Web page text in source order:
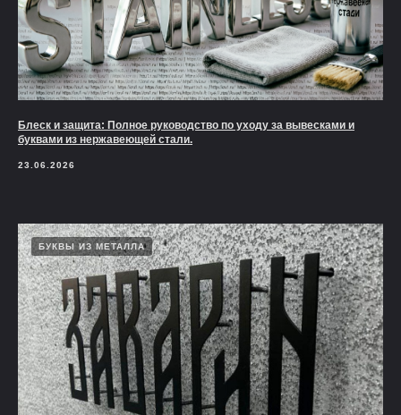
Блеск и защита: Полное руководство по уходу за вывесками и
буквами из нержавеющей стали.
23.06.2026
БУКВЫ ИЗ МЕТАЛЛА